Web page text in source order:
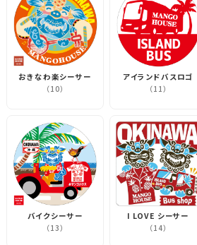
おきなわ楽シーサー
（10）
アイランドバスロゴ
（11）
バイクシーサー
（13）
I LOVE シーサー
（14）